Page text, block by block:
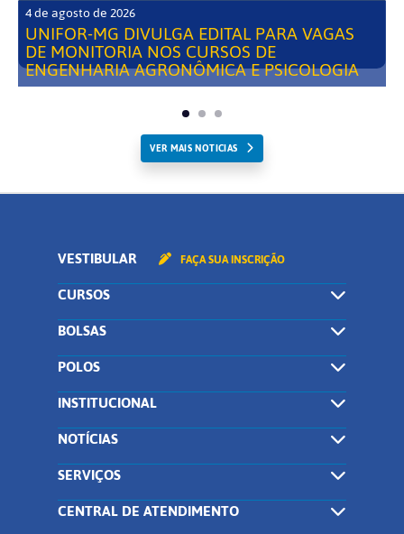
4 de agosto de 2026
UNIFOR-MG DIVULGA EDITAL PARA VAGAS
DE MONITORIA NOS CURSOS DE
ENGENHARIA AGRONÔMICA E PSICOLOGIA
VER MAIS NOTICIAS
VESTIBULAR FAÇA SUA INSCRIÇÃO
CURSOS
BOLSAS
POLOS
INSTITUCIONAL
NOTÍCIAS
SERVIÇOS
CENTRAL DE ATENDIMENTO